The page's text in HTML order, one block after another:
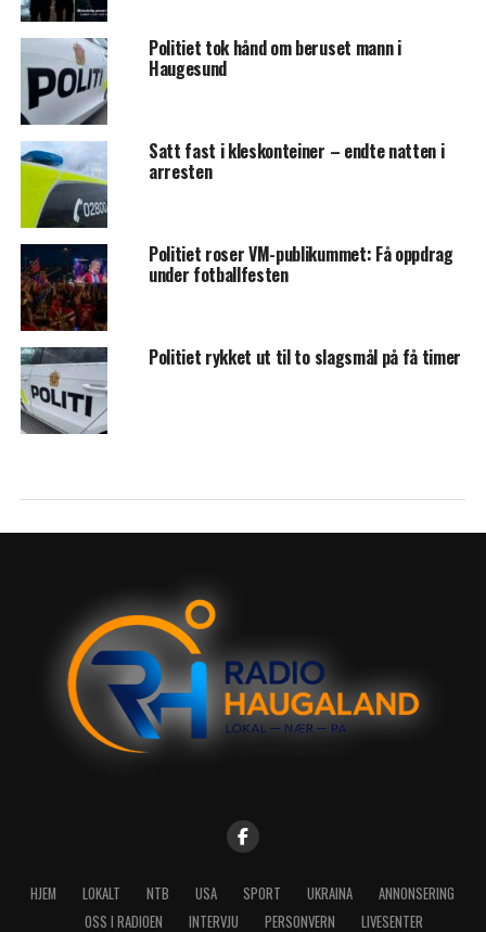
Politiet tok hånd om beruset mann i
Haugesund
Satt fast i kleskonteiner – endte natten i
arresten
Politiet roser VM-publikummet: Få oppdrag
under fotballfesten
Politiet rykket ut til to slagsmål på få timer
HJEM LOKALT NTB USA SPORT UKRAINA
ANNONSERING
OSS I RADIOEN
INTERVJU PERSONVERN LIVESENTER